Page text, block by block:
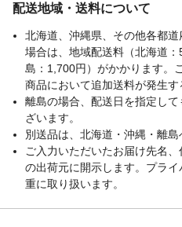
配送地域・送料について
北海道、沖縄県、その他各都
場合は、地域配送料（北海道
島：1,700円）がかかります。
商品において追加送料が発生す
離島の場合、配送日を指定し
ざいます。
別送品は、北海道・沖縄・離島
ご入力いただいたお届け先名
の出荷元に開示します。プラ
重に取り扱います。